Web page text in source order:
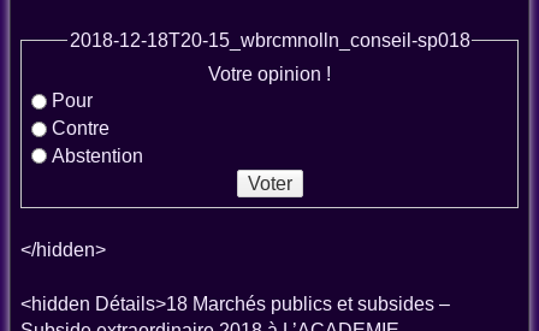
2018-12-18T20-15_wbrcmnolln_conseil-sp018
Votre opinion !
Pour
Contre
Abstention
</hidden>
<hidden Détails>18 Marchés publics et subsides –